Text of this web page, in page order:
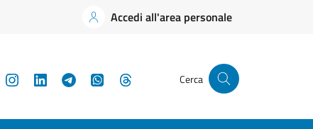
Accedi all'area personale
YouTubeInstagramLinkedInTelegramWhatsApp Cerca